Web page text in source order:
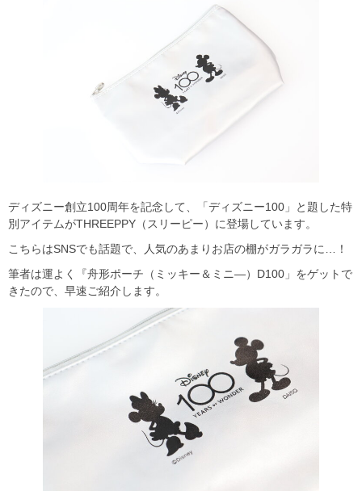
ディズニー創立100周年を記念して、「ディズニー100」と題した特
別アイテムがTHREEPPY（スリーピー）に登場しています。
こちらはSNSでも話題で、人気のあまりお店の棚がガラガラに…！
筆者は運よく『舟形ポーチ（ミッキー＆ミニ―）D100」をゲットで
きたので、早速ご紹介します。